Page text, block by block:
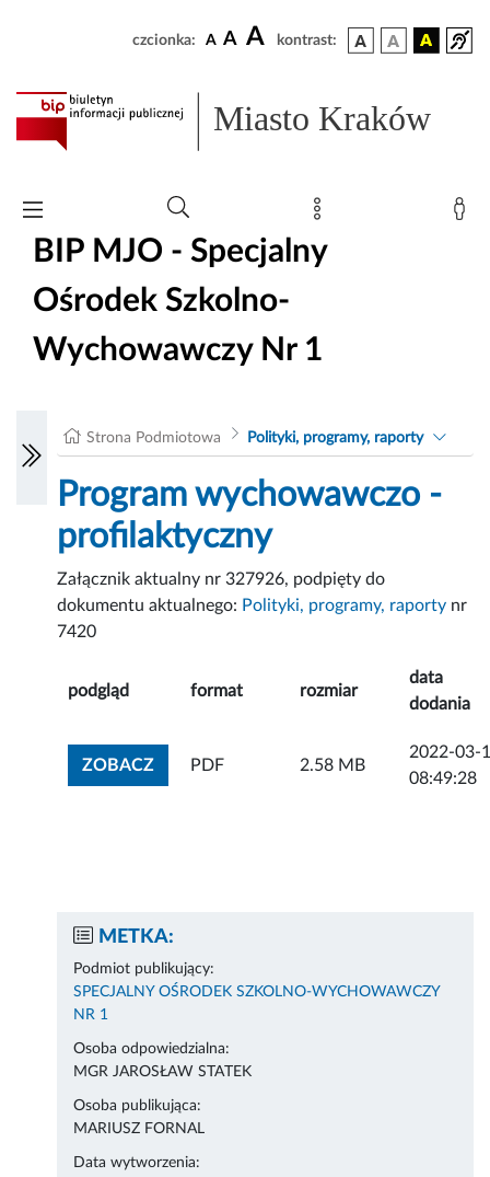
czcionka: A A A kontrast:
Miasto Kraków
BIP MJO - Specjalny
Ośrodek Szkolno-
Wychowawczy Nr 1
Strona Podmiotowa Polityki, programy, raporty
Program wychowawczo -
profilaktyczny
Załącznik aktualny nr 327926, podpięty do
dokumentu aktualnego: Polityki, programy, raporty nr
7420
podgląd format rozmiar
data
dodania
ZOBACZZOBACZ ZAŁĄCZNIK
PDF 2.58 MB
2022-03-
08:49:28
METKA:
Podmiot publikujący:
SPECJALNY OŚRODEK SZKOLNO-WYCHOWAWCZY
NR 1
Osoba odpowiedzialna:
MGR JAROSŁAW STATEK
Osoba publikująca:
MARIUSZ FORNAL
Data wytworzenia: